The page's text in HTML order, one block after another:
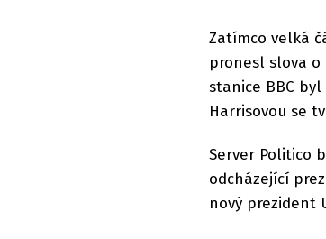
Zatímco velká
pronesl slova o
stanice BBC
Harrisovou se
Server Politico
odcházející
nový prezident